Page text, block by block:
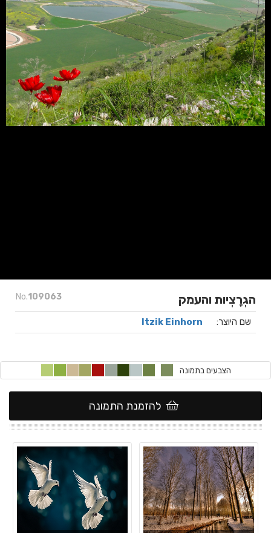
No.109063 הגְרָצְיות והעמק
שם היוצר: Itzik Einhorn
הצבעים בתמונה
להזמנת התמונה